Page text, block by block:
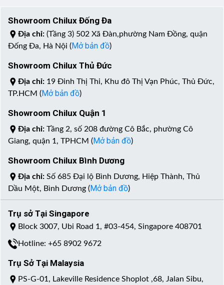
Showroom Chilux Đống Đa
Địa chỉ: (Tầng 3) 502 Xã Đàn,phường Nam Đồng, quận
Đống Đa, Hà Nội (Mở bản đồ)
Showroom Chilux Thủ Đức
Địa chỉ: 19 Đinh Thị Thi, Khu đô Thị Vạn Phúc, Thủ Đức,
TP.HCM (Mở bản đồ)
Showroom Chilux Quận 1
Địa chỉ: Tầng 2, số 208 đường Cô Bắc, phường Cô
Giang, quận 1, TPHCM (Mở bản đồ)
Showroom Chilux Bình Dương
Địa chỉ: Số 685 Đại lộ Bình Dương, Hiệp Thành, Thủ
Dầu Một, Bình Dương (Mở bản đồ)
Trụ sở Tại Singapore
Block 3007, Ubi Road 1, #03-454, Singapore 408701
Hotline: +65 8902 9672
Trụ Sở Tại Malaysia
PS-G-01, Lakeville Residence Shoplot ,68, Jalan Sibu,